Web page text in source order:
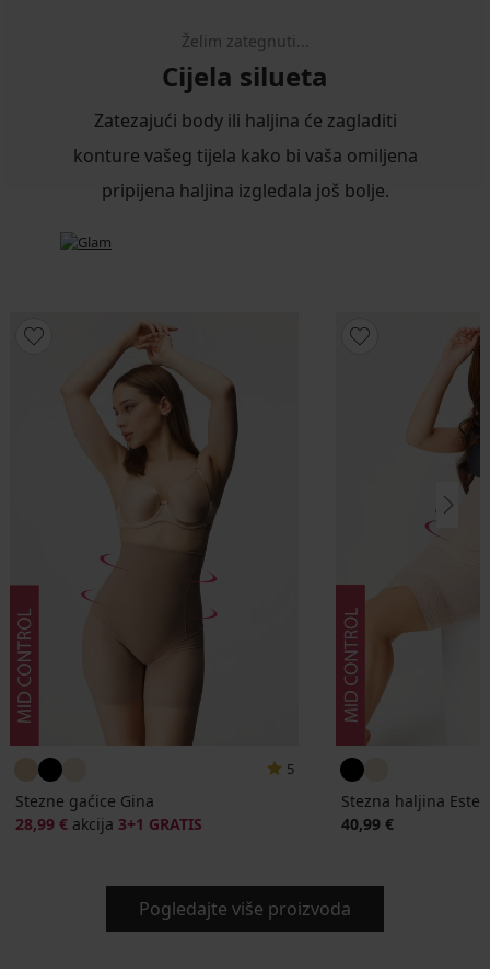
Želim zategnuti...
Cijela silueta
Zatezajući body ili haljina će zagladiti
konture vašeg tijela kako bi vaša omiljena
pripijena haljina izgledala još bolje.
5
Stezne gaćice Gina
28,99 € akcija 3+1 GRATIS
Stezna haljina Estee
40,99 €
Pogledajte više proizvoda